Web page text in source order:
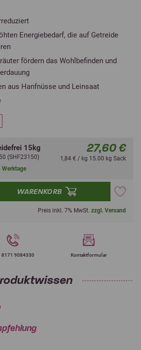
Energiebedarf, die auf Getreide
fördern das Wohlbefinden und
aus Hanfnüsse und Leinsaat
15kg
(SHF23150)
Werktage
27,60 €
1,84 € / kg 15.00 kg Sack
WARENKORB
Preis inkl. 7% MwSt. zzgl. Versand
8171 9084330 Kontaktformular